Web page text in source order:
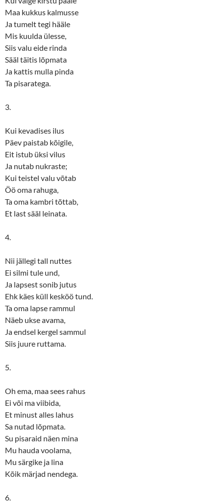
Maa kukkus kalmusse
Ja tumelt tegi hääle
Mis kuulda ülesse,
Siis valu eide rinda
Sääl täitis lõpmata
Ja kattis mulla pinda
Ta pisaratega.
3.
Kui kevadises ilus
Päev paistab kõigile,
Eit istub üksi vilus
Ja nutab nukraste;
Kui teistel valu võtab
Öö oma rahuga,
Ta oma kambri tõttab,
Et last sääl leinata.
4.
Nii jällegi tall nuttes
Ei silmi tule und,
Ja lapsest sonib jutus
Ehk käes küll kesköö tund.
Ta oma lapse rammul
Näeb ukse avama,
Ja endsel kergel sammul
Siis juure ruttama.
5.
Oh ema, maa sees rahus
Ei või ma viibida,
Et minust alles lahus
Sa nutad lõpmata.
Su pisaraid näen mina
Mu hauda voolama,
Mu särgike ja lina
Kõik märjad nendega.
6.